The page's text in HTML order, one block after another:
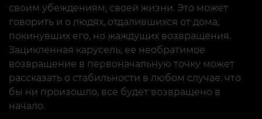
своим убеждениям, своей жизни. Это может
говорить и о людях, отдалившихся от дома,
покинувших его, но жаждущих возвращения.
Зацикленная карусель, ее необратимое
возвращение в первоначальную точку может
рассказать о стабильности в любом случае: что
бы ни произошло, все будет возвращено в
начало.